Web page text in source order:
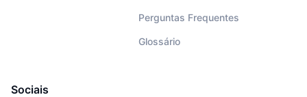
Perguntas Frequentes
Glossário
Sociais